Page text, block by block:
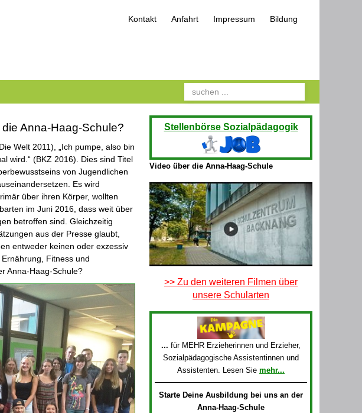
Kontakt Anfahrt Impressum Bildung
Suchen
Anna-Haag-Schule?
Welt 2011), „Ich pumpe, also bin
wird.“ (BKZ 2016). Dies sind Titel
von Jugendlichen
Es wird
über ihren Körper, wollten
im Juni 2016, dass weit über
betroffen sind. Gleichzeitig
aus der Presse glaubt,
entweder keinen oder exzessiv
Fitness und
Anna-Haag-Schule?
Stellenbörse Sozialpädagogik
Video über die Anna-Haag-Schule
>> Zu den weiteren Filmen über
unsere Schularten
... für MEHR Erzieherinnen und Erzieher,
Sozialpädagogische Assistentinnen und
Assistenten. Lesen Sie mehr...
Starte Deine Ausbildung bei uns an der
Anna-Haag-Schule